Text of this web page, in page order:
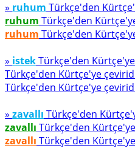
» ruhum Türkçe'den
ruhum Türkçe'den
ruhum Türkçe'den
» istekTürkçe'den
Türkçe'den Kürtçe'ye
Türkçe'den Kürtçe'ye
» zavallı Türkçe'den
zavallı Türkçe'den
zavallı Türkçe'den